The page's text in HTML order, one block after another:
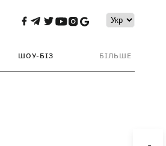
ШОУ-БІЗ БІЛЬШЕ